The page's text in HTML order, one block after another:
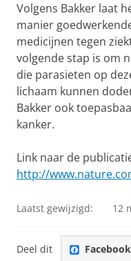
Volgens Bakker laat
manier
medicijnen tegen
volgende stap is om
die parasieten op
lichaam kunnen
Bakker ook
kanker.
Link naar de
http://
Laatst gewijzigd: 12
Deel dit Facebook